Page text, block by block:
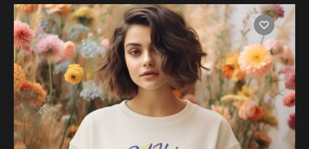
produit
a
plusieurs
variations.
Les
options
peuvent
être
choisies